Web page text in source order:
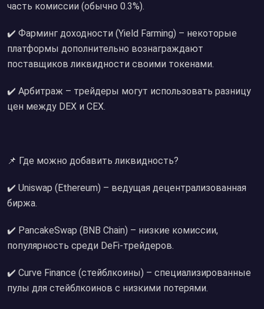
часть комиссии (обычно 0.3%).
✔️ Фарминг доходности (Yield Farming) – некоторые
платформы дополнительно вознаграждают
поставщиков ликвидности своими токенами.
✔️ Арбитраж – трейдеры могут использовать разницу
цен между DEX и CEX.
📌 Где можно добавить ликвидность?
✔️ Uniswap (Ethereum) – ведущая децентрализованная
биржа.
✔️ PancakeSwap (BNB Chain) – низкие комиссии,
популярность среди DeFi-трейдеров.
✔️ Curve Finance (стейблкоины) – специализированные
пулы для стейблкоинов с низкими потерями.